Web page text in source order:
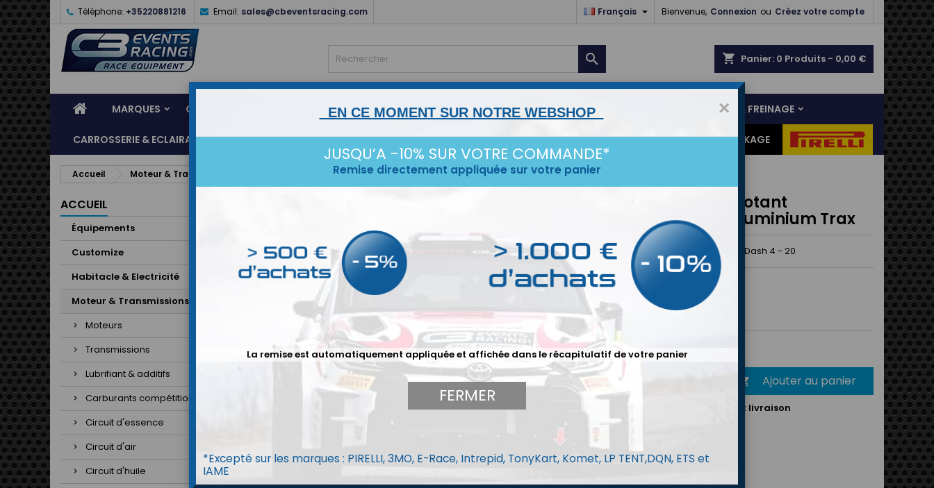
Téléphone: +35220881216 Email: sales@cbeventsracing.com Bienvenue, Connexion ou Créez votre compte
Français 
shopping_cart Panier: 0 Produits - 0,00 €

MARQUES CASQUES HABITACLE & ELECTRICITÉ MOTEUR & TRANSMISSIONS LIAISON AU SOL & FREINAGE
CARROSSERIE & ECLAIRAGE ATELIER & ASSISTANCE ESCORT MK1/2 KARTING SERVICES IDÉES CADEAUX DESTOCKAGE
Accueil Moteur & Transmissions Raccord Femelle Pivotant Anodisé Noir Droit Aluminium Trax
ACCUEIL
Équipements
Customize
Habitacle & Electricité
Moteur & Transmissions
Moteurs
Transmissions
Lubrifiant & additifs
Carburants compétitions
Circuit d'essence
Circuit d'air
Circuit d'huile
Raccord Femelle Pivotant
Anodisé Noir Droit Aluminium Trax
Raccord Trax anodisé Pivotant Droit Dash 4 - 20
Filet
8,51 € TTC
Quantité  Ajouter au panier
6-7 jours suivant livraison
×
EN CE MOMENT SUR NOTRE WEBSHOP
JUSQU’A -10% SUR VOTRE COMMANDE*
Remise directement appliquée sur votre panier
La remise est automatiquement appliquée et affichée dans le récapitulatif de votre panier
FERMER
*Excepté sur les marques : PIRELLI, 3MO, E-Race, Intrepid, TonyKart, Komet, LP TENT,DQN, ETS et
IAME